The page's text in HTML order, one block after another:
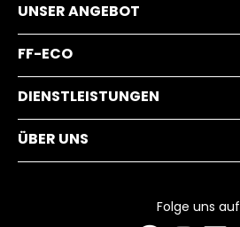
UNSER ANGEBOT
FF-ECO
DIENSTLEISTUNGEN
ÜBER UNS
Folge uns auf